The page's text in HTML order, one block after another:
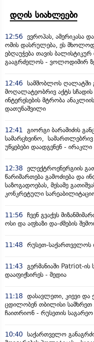
დღის სიახლეები
12:56 ევროპას, ამერიკასა
ომის დასრულება, ეს
ებღაუჭება თავის
გააგრძელოს - ვოლოდიმირ
12:46 სამშობლოს ღალატში
მოღალატეობრივ აქტს
ინტერესების მტრობა
დათუნაშვილი
12:41
გიორგი ბარამიძის
სამარცხვინო, სამართლებრივ
უწყებები დაადგენენ - ირაკლი
12:38 ელექტროენერგიის
წარიმართება გამოძიება და
საზოგადოებას, მესამე
კონკრეტული სარეაბილიტაციო
11:56 ჩვენ გვაქვს
ოსი და აფხაზი და-ძმების
11:48 რუსეთ-საქართველოს
11:43 გერმანიაში Patriot-ის
დააფიქსირეს - მედია
11:18 დასავლეთი, კიევი
ცდილობენ თბილისი სამხრეთ
ჩაითრიონ - რუსეთის საგარეო
10:40 საქართველო